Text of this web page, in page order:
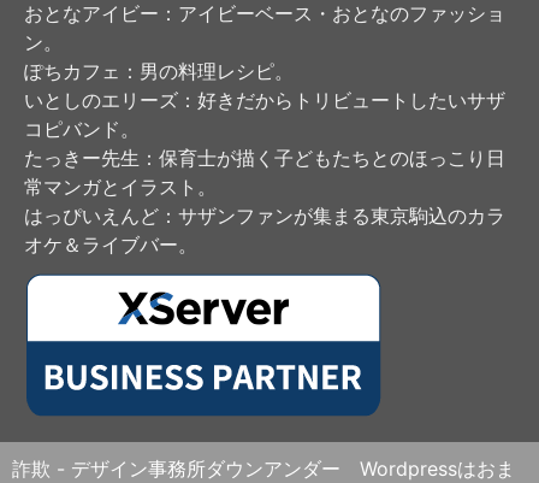
おとなアイビー ：アイビーベース・おとなのファッショ
ン。
ぽちカフェ ：男の料理レシピ。
いとしのエリーズ ：好きだからトリビュートしたいサザ
コピバンド。
たっきー先生 ：保育士が描く子どもたちとのほっこり日
常マンガとイラスト。
はっぴいえんど ：サザンファンが集まる東京駒込のカラ
オケ＆ライブバー。
詐欺 - デザイン事務所ダウンアンダー Wordpressはおま